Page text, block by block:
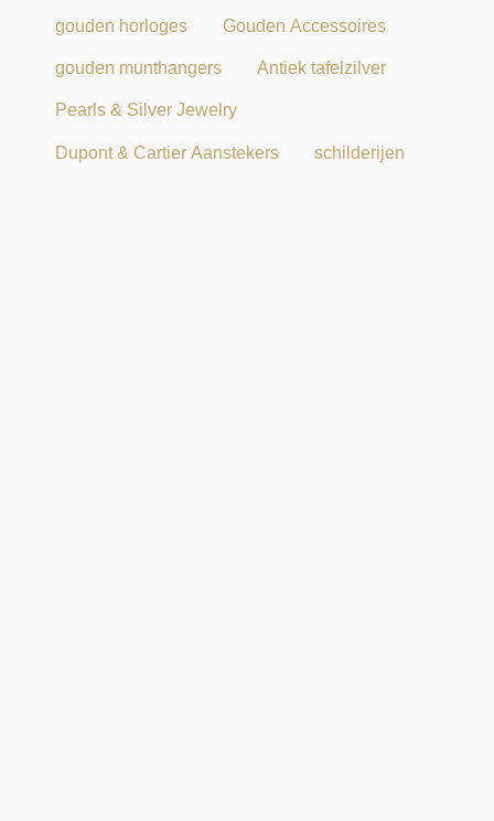
gouden horloges Gouden Accessoires
gouden munthangers Antiek tafelzilver
Pearls & Silver Jewelry
Dupont & Cartier Aanstekers schilderijen